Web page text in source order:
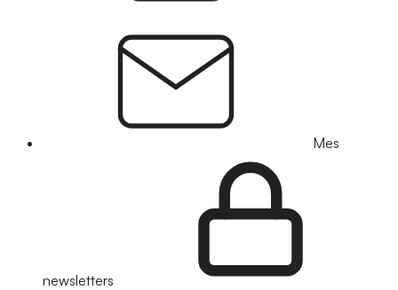
Mes
newsletters